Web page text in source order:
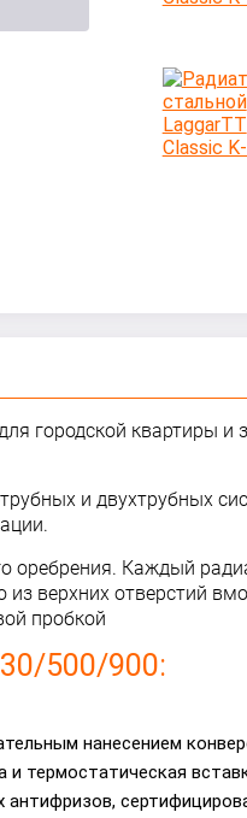
городской квартиры и
и двухтрубных
оребрения. Каждый
верхних отверстий
пробкой
500/900:
нанесением
термостатическая